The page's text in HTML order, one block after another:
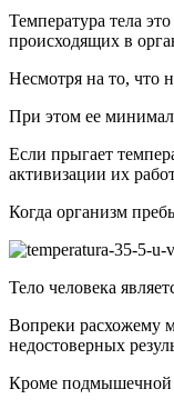
Температура тела
происходящих в
Несмотря на то, что
При этом ее
Если прыгает
активизации их
Когда организм
Тело человека
Вопреки расхожему
недостоверных
Кроме подмышечной